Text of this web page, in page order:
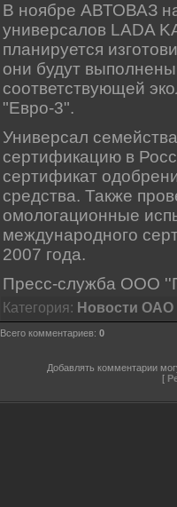
В ноябре АВТОВАЗ
универсалов LADA
планируется
они будут
соответствующей
"Евро-3".
Универсал
сертификацию в
сертификат
средства. Также
омологационные
международного
2007 года.
Пресс-служба ООО
Категория: Новости
Всего комментариев: 0
Добавлять комментарии
[